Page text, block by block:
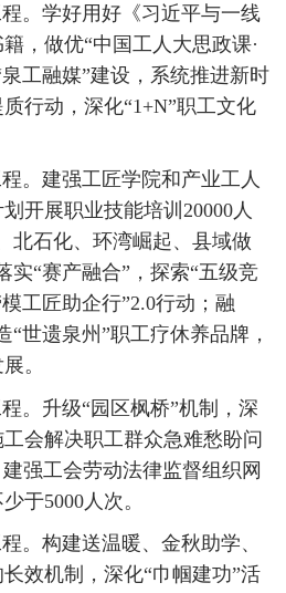
。学好用好《习近平与一线
，做优“中国工人大思政课·
工融媒”建设，系统推进新时
行动，深化“1+N”职工文化
。建强工匠学院和产业工人
开展职业技能培训20000人
北石化、环湾崛起、县域做
实“赛产融合”，探索“五级竞
工匠助企行”2.0行动；融
“世遗泉州”职工疗休养品牌，
。
。升级“园区枫桥”机制，深
会解决职工群众急难愁盼问
强工会劳动法律监督组织网
于5000人次。
。构建送温暖、金秋助学、
效机制，深化“巾帼建功”活